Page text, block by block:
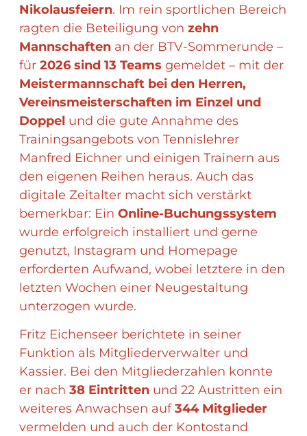
Nikolausfeiern. Im rein sportlichen Bereich
ragten die Beteiligung von zehn
Mannschaften an der BTV-Sommerunde –
für 2026 sind 13 Teams gemeldet – mit der
Meistermannschaft bei den Herren,
Vereinsmeisterschaften im Einzel und
Doppel und die gute Annahme des
Trainingsangebots von Tennislehrer
Manfred Eichner und einigen Trainern aus
den eigenen Reihen heraus. Auch das
digitale Zeitalter macht sich verstärkt
bemerkbar: Ein Online-Buchungssystem
wurde erfolgreich installiert und gerne
genutzt, Instagram und Homepage
erforderten Aufwand, wobei letztere in den
letzten Wochen einer Neugestaltung
unterzogen wurde.
Fritz Eichenseer berichtete in seiner
Funktion als Mitgliederverwalter und
Kassier. Bei den Mitgliederzahlen konnte
er nach 38 Eintritten und 22 Austritten ein
weiteres Anwachsen auf344 Mitglieder
vermelden und auch der Kontostand